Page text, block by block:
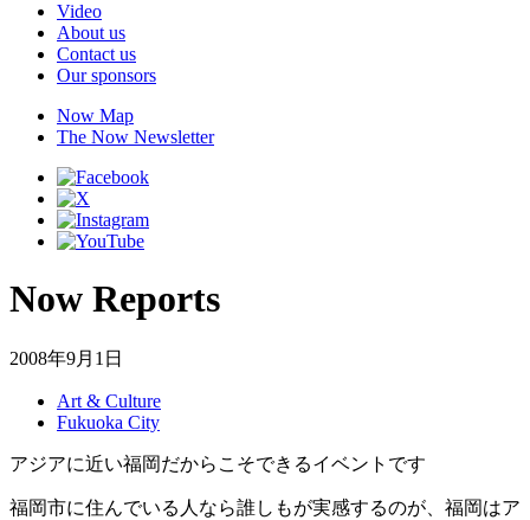
Video
About us
Contact us
Our sponsors
Now Map
The Now Newsletter
Now Reports
2008年9月1日
Art & Culture
Fukuoka City
アジアに近い福岡だからこそできるイベントです
福岡市に住んでいる人なら誰しもが実感するのが、福岡はア